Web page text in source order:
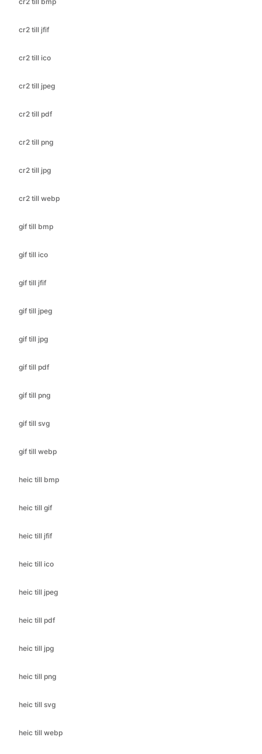
cr2 till jpeg
cr2 till png
cr2 till jpg
cr2 till webp
gif till bmp
gif till jfif
gif till jpeg
gif till jpg
gif till pdf
gif till png
gif till svg
gif till webp
heic till bmp
heic till gif
heic till ico
heic till jpeg
heic till jpg
heic till png
heic till svg
heic till webp
jfif till bmp